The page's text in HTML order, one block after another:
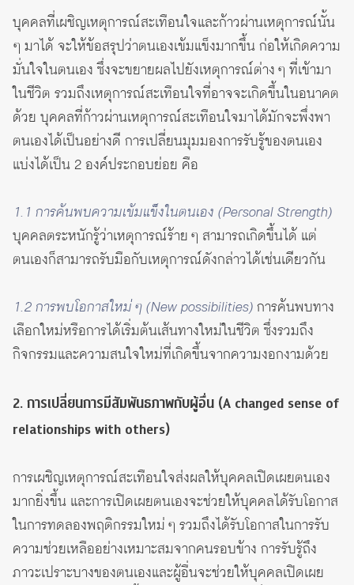
บุคคลที่เผชิญเหตุการณ์สะเทือนใจและก้าวผ่านเหตุการณ์นั้น
ๆ มาได้ จะให้ข้อสรุปว่าตนเองเข้มแข็งมากขึ้น ก่อให้เกิดความ
มั่นใจในตนเอง ซึ่งจะขยายผลไปยังเหตุการณ์ต่าง ๆ ที่เข้ามา
ในชีวิต รวมถึงเหตุการณ์สะเทือนใจที่อาจจะเกิดขึ้นในอนาคต
ด้วย บุคคลที่ก้าวผ่านเหตุการณ์สะเทือนใจมาได้มักจะพึ่งพา
ตนเองได้เป็นอย่างดี การเปลี่ยนมุมมองการรับรู้ของตนเอง
แบ่งได้เป็น 2 องค์ประกอบย่อย คือ
1.1 การค้นพบความเข้มแข็งในตนเอง (Personal Strength)
บุคคลตระหนักรู้ว่าเหตุการณ์ร้าย ๆ สามารถเกิดขึ้นได้ แต่
ตนเองก็สามารถรับมือกับเหตุการณ์ดังกล่าวได้เช่นเดียวกัน
1.2 การพบโอกาสใหม่ ๆ (New possibilities)การค้นพบทาง
เลือกใหม่หรือการได้เริ่มต้นเส้นทางใหม่ในชีวิต ซึ่งรวมถึง
กิจกรรมและความสนใจใหม่ที่เกิดขึ้นจากความงอกงามด้วย
2. การเปลี่ยนการมีสัมพันธภาพกับผู้อื่น (A changed sense of
relationships with others)
การเผชิญเหตุการณ์สะเทือนใจส่งผลให้บุคคลเปิดเผยตนเอง
มากยิ่งขึ้น และการเปิดเผยตนเองจะช่วยให้บุคคลได้รับโอกาส
ในการทดลองพฤติกรรมใหม่ ๆ รวมถึงได้รับโอกาสในการรับ
ความช่วยเหลืออย่างเหมาะสมจากคนรอบข้าง การรับรู้ถึง
ภาวะเปราะบางของตนเองและผู้อื่นจะช่วยให้บุคคลเปิดเผย